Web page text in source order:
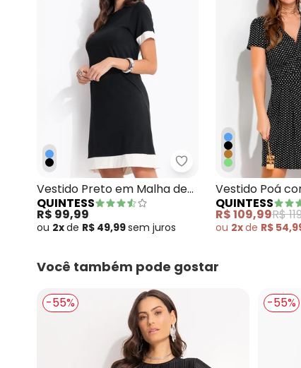
Quintess - Vestido
Vestido Preto em Malha de
Viscose
QUINTESS
R$ 99,99
ou 2xde R$ 49,99sem juros
Vestido Poá
Transpassado
QUINTESS
R$ 109,99R$
ou 2xde R$
Você também pode gostar
-55% -55%